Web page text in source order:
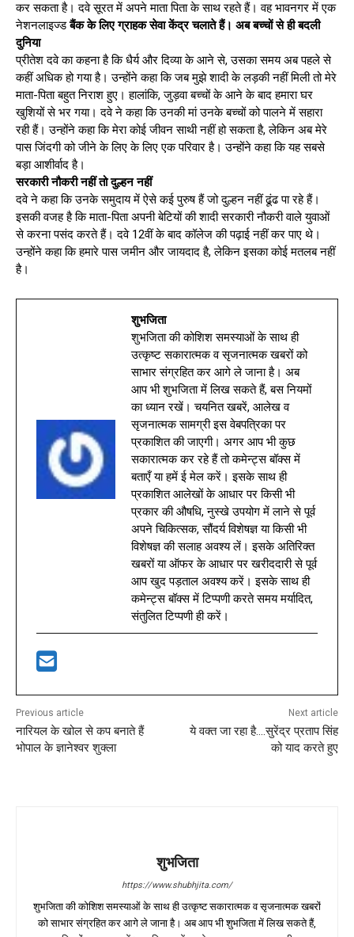
कर सकता है। दवे सूरत में अपने माता पिता के साथ रहते हैं। वह भावनगर में एक
नेशनलाइज्डबैंक के लिए ग्राहक सेवा केंद्र चलाते हैं। अब बच्चों से ही बदली
दुनिया
प्रीतेश दवे का कहना है कि धैर्य और दिव्या के आने से, उसका समय अब पहले से
कहीं अधिक हो गया है। उन्होंने कहा कि जब मुझे शादी के लड़की नहीं मिली तो मेरे
माता-पिता बहुत निराश हुए। हालांकि, जुड़वा बच्चों के आने के बाद हमारा घर
खुशियों से भर गया। दवे ने कहा कि उनकी मां उनके बच्चों को पालने में सहारा
रही हैं। उन्होंने कहा कि मेरा कोई जीवन साथी नहीं हो सकता है, लेकिन अब मेरे
पास जिंदगी को जीने के लिए के लिए एक परिवार है। उन्होंने कहा कि यह सबसे
बड़ा आशीर्वाद है।
सरकारी नौकरी नहीं तो दुल्हन नहीं
दवे ने कहा कि उनके समुदाय में ऐसे कई पुरुष हैं जो दुल्हन नहीं ढूंढ पा रहे हैं।
इसकी वजह है कि माता-पिता अपनी बेटियों की शादी सरकारी नौकरी वाले युवाओं
से करना पसंद करते हैं। दवे 12वीं के बाद कॉलेज की पढ़ाई नहीं कर पाए थे।
उन्होंने कहा कि हमारे पास जमीन और जायदाद है, लेकिन इसका कोई मतलब नहीं
है।
शुभजिता
शुभजिता की कोशिश समस्याओं के साथ ही
उत्कृष्ट सकारात्मक व सृजनात्मक खबरों को
साभार संग्रहित कर आगे ले जाना है। अब
आप भी शुभजिता में लिख सकते हैं, बस नियमों
का ध्यान रखें। चयनित खबरें, आलेख व
सृजनात्मक सामग्री इस वेबपत्रिका पर
प्रकाशित की जाएगी। अगर आप भी कुछ
सकारात्मक कर रहे हैं तो कमेन्ट्स बॉक्स में
बताएँ या हमें ई मेल करें। इसके साथ ही
प्रकाशित आलेखों के आधार पर किसी भी
प्रकार की औषधि, नुस्खे उपयोग में लाने से पूर्व
अपने चिकित्सक, सौंदर्य विशेषज्ञ या किसी भी
विशेषज्ञ की सलाह अवश्य लें। इसके अतिरिक्त
खबरों या ऑफर के आधार पर खरीददारी से पूर्व
आप खुद पड़ताल अवश्य करें। इसके साथ ही
कमेन्ट्स बॉक्स में टिप्पणी करते समय मर्यादित,
संतुलित टिप्पणी ही करें।
Previous article
नारियल के खोल से कप बनाते हैं
भोपाल के ज्ञानेश्वर शुक्ला
Next article
ये वक्त जा रहा है….सुरेंद्र प्रताप सिंह
को याद करते हुए
शुभजिता
https://www.shubhjita.com/
शुभजिता की कोशिश समस्याओं के साथ ही उत्कृष्ट सकारात्मक व सृजनात्मक खबरों
को साभार संग्रहित कर आगे ले जाना है। अब आप भी शुभजिता में लिख सकते हैं,